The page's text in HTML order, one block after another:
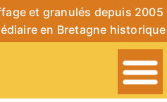
et granulés depuis 2005
en Bretagne historique